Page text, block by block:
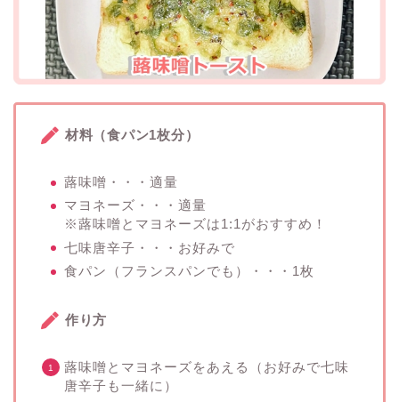
材料（食パン1枚分）
蕗味噌・・・適量
マヨネーズ・・・適量
※蕗味噌とマヨネーズは1:1がおすすめ！
七味唐辛子・・・お好みで
食パン（フランスパンでも）・・・1枚
作り方
蕗味噌とマヨネーズをあえる（お好みで七味
唐辛子も一緒に）